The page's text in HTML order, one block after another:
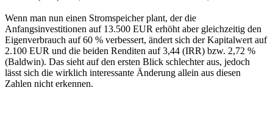
Wenn man nun einen Stromspeicher plant, der die
Anfangsinvestitionen auf 13.500 EUR erhöht aber gleichzeitig den
Eigenverbrauch auf 60 % verbessert, ändert sich der Kapitalwert auf
2.100 EUR und die beiden Renditen auf 3,44 (IRR) bzw. 2,72 %
(Baldwin). Das sieht auf den ersten Blick schlechter aus, jedoch
lässt sich die wirklich interessante Änderung allein aus diesen
Zahlen nicht erkennen.